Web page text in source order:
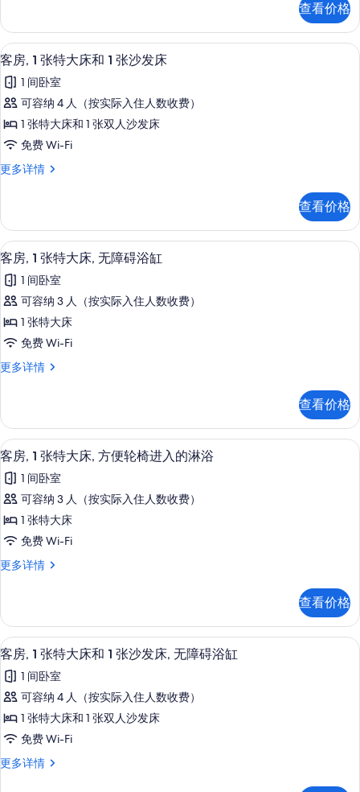
床
的
所
有
照
片
特
大
床
多
信
查看价格
显
示
客
房,
1
张
特
床
和
1
张
沙
发
床
的
照
片
2
客房, 1 张特大床和 1 张沙发床
1 间卧室
可容纳 4 人（按实际入住人数收费）
1 张特大床和 1 张双人沙发床
免费 Wi-Fi
更多详情
客
特
大
床
张
发
床
多
查看价格
显
示
客
房,
1
张
特
床,
无
障
碍
浴
缸
的
所
片
2
客房, 1 张特大床, 无障碍浴缸
1 间卧室
可容纳 3 人（按实际入住人数收费）
1 张特大床
免费 Wi-Fi
更多详情
客
特
大
床,
障
碍
缸
更
信
查看价格
显
示
客
房,
1
张
特
床,
方
便
轮
椅
进
入
的
防过敏的被褥、加厚床垫、办公桌、
2
客房, 1 张特大床, 方便轮椅进入的淋浴
1 间卧室
可容纳 3 人（按实际入住人数收费）
1 张特大床
免费 Wi-Fi
更多详情
客
特
大
床,
便
轮
进
入
淋
查看价格
显
示
客
房,
1
张
特
2
客房, 1 张特大床和 1 张沙发床, 无障碍浴缸
1 间卧室
可容纳 4 人（按实际入住人数收费）
1 张特大床和 1 张双人沙发床
免费 Wi-Fi
更多详情
客